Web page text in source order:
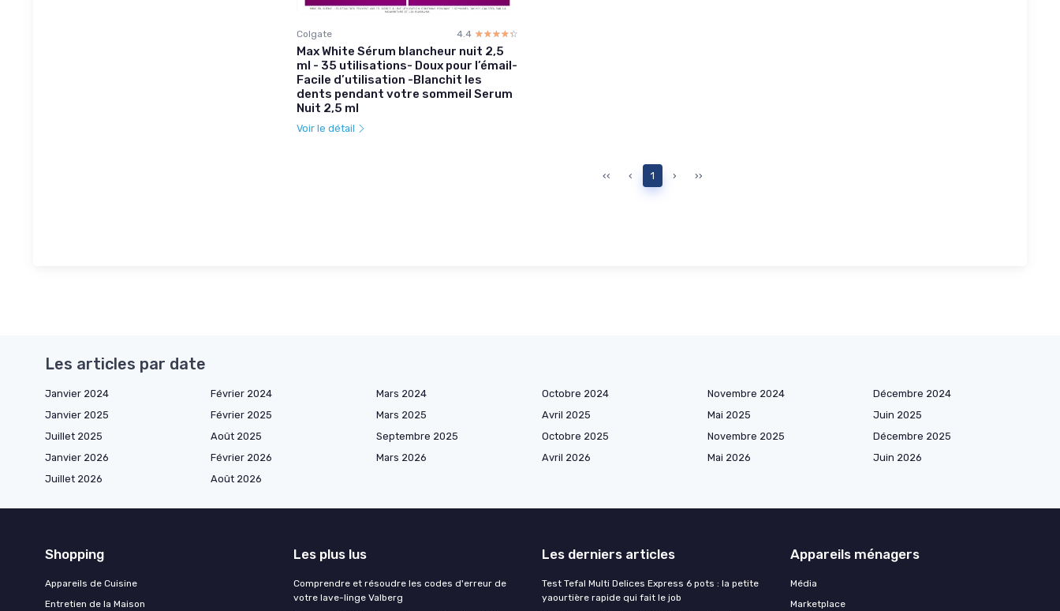
Colgate 4.4 ☆☆☆☆☆
★★★★★
Max White Sérum blancheur nuit 2,5
ml - 35 utilisations- Doux pour l’émail-
Facile d’utilisation -Blanchit les
dents pendant votre sommeil Serum
Nuit 2,5 ml
Voir le détail
‹‹ ‹ 1 › ››
Les articles par date
Janvier 2024 Février 2024 Mars 2024 Octobre 2024 Novembre 2024
Décembre 2024
Janvier 2025
Février 2025 Mars 2025 Avril 2025 Mai 2025
Juin 2025
Juillet 2025
Août 2025 Septembre 2025 Octobre 2025 Novembre 2025
Décembre 2025
Janvier 2026
Février 2026 Mars 2026 Avril 2026 Mai 2026
Juin 2026
Juillet 2026
Août 2026
Shopping
Appareils de Cuisine
Entretien de la Maison
Les plus lus
Comprendre et résoudre les codes d'erreur de
votre lave-linge Valberg
Les derniers articles
Test Tefal Multi Delices Express 6 pots : la petite
yaourtière rapide qui fait le job
Appareils ménagers
Média
Marketplace